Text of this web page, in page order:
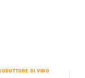
DI VINO